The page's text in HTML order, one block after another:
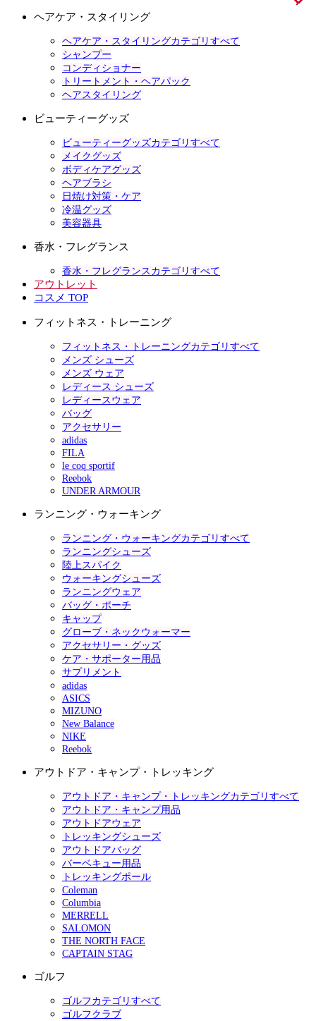
ヘアケア・スタイリング
ヘアケア・スタイリングカテゴリすべて
シャンプー
コンディショナー
トリートメント・ヘアパック
ヘアスタイリング
ビューティーグッズ
ビューティーグッズカテゴリすべて
メイクグッズ
ボディケアグッズ
ヘアブラシ
日焼け対策・ケア
冷温グッズ
美容器具
香水・フレグランス
香水・フレグランスカテゴリすべて
アウトレット
コスメ TOP
フィットネス・トレーニング
フィットネス・トレーニングカテゴリすべて
メンズ シューズ
メンズ ウェア
レディース シューズ
レディースウェア
バッグ
アクセサリー
adidas
FILA
le coq sportif
Reebok
UNDER ARMOUR
ランニング・ウォーキング
ランニング・ウォーキングカテゴリすべて
ランニングシューズ
陸上スパイク
ウォーキングシューズ
ランニングウェア
バッグ・ポーチ
キャップ
グローブ・ネックウォーマー
アクセサリー・グッズ
ケア・サポーター用品
サプリメント
adidas
ASICS
MIZUNO
New Balance
NIKE
Reebok
アウトドア・キャンプ・トレッキング
アウトドア・キャンプ・トレッキングカテゴリすべて
アウトドア・キャンプ用品
アウトドアウェア
トレッキングシューズ
アウトドアバッグ
バーベキュー用品
トレッキングポール
Coleman
Columbia
MERRELL
SALOMON
THE NORTH FACE
CAPTAIN STAG
ゴルフ
ゴルフカテゴリすべて
ゴルフクラブ